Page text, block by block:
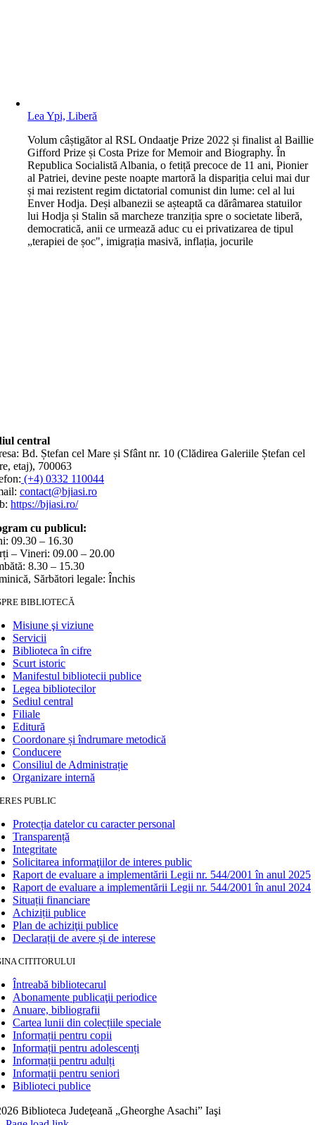
Lea Ypi, Liberă
Volum câștigător al RSL Ondaatje Prize 2022 și finalist al Baillie
Gifford Prize și Costa Prize for Memoir and Biography. În
Republica Socialistă Albania, o fetiță precoce de 11 ani, Pionier
al Patriei, devine peste noapte martoră la dispariția celui mai dur
și mai rezistent regim dictatorial comunist din lume: cel al lui
Enver Hodja. Deși albanezii se așteaptă ca dărâmarea statuilor
lui Hodja și Stalin să marcheze tranziția spre o societate liberă,
democratică, anii ce urmează aduc cu ei privatizarea de tipul
„terapiei de șoc", imigrația masivă, inflația, jocurile
central
Bd. Ștefan cel Mare și Sfânt nr. 10 (Clădirea Galeriile Ștefan cel
etaj), 700063
(+4) 0332 110044
contact@bjiasi.ro
https://bjiasi.ro/
cu publicul:
09.30 – 16.30
– Vineri: 09.00 – 20.00
8.30 – 15.30
Sărbători legale: Închis
BIBLIOTECĂ
Misiune şi viziune
Servicii
Biblioteca în cifre
Scurt istoric
Manifestul bibliotecii publice
Legea bibliotecilor
Sediul central
Filiale
Editură
Coordonare și îndrumare metodică
Conducere
Consiliul de Administrație
Organizare internă
PUBLIC
Protecția datelor cu caracter personal
Transparență
Integritate
Solicitarea informaţiilor de interes public
Raport de evaluare a implementării Legii nr. 544/2001 în anul 2025
Raport de evaluare a implementării Legii nr. 544/2001 în anul 2024
Situații financiare
Achiziții publice
Plan de achiziţii publice
Declarații de avere și de interese
CITITORULUI
Întreabă bibliotecarul
Abonamente publicaţii periodice
Anuare, bibliografii
Cartea lunii din colecțiile speciale
Informații pentru copii
Informații pentru adolescenți
Informații pentru adulți
Informații pentru seniori
Biblioteci publice
Biblioteca Judeţeană „Gheorghe Asachi” Iaşi